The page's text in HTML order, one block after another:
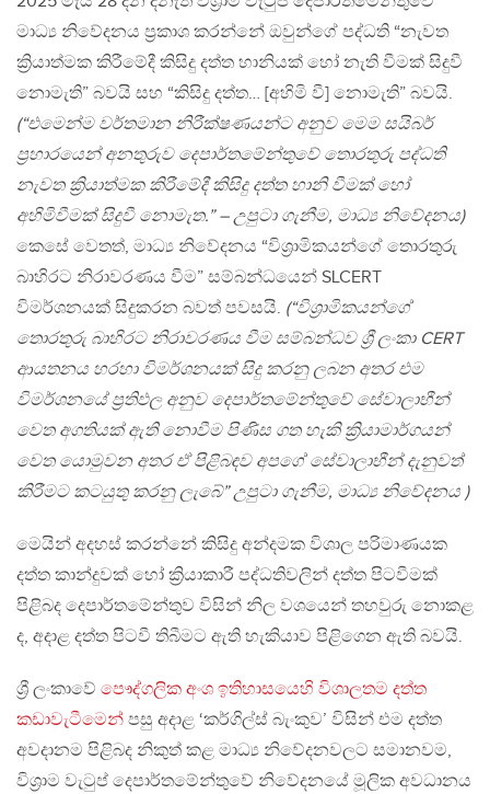
මාධ්‍ය නිවේදනය ප්‍රකාශ කරන්නේ ඔවුන්ගේ පද්ධති “නැවත
ක්‍රියාත්මක කිරීමේදී කිසිදු දත්ත හානියක් හෝ නැති වීමක් සිදුවී
නොමැති” බවයි සහ “කිසිදු දත්ත… [අහිමි වී] නොමැති” බවයි.
(“එමෙන්ම වර්තමාන නිරීක්ෂණයන්ට අනුව මෙම සයිබර්
ප්‍රහාරයෙන් අනතුරුව දෙපාර්තමේන්තුවේ තොරතුරු පද්ධති
නැවත ක්‍රියාත්මක කිරීමේදී කිසිදු දත්ත හානි වීමක් හෝ
අහිමිවීමක් සිදුවී නොමැත.” – උපුටා ගැනීම, මාධ්‍ය නිවේදනය)
කෙසේ වෙතත්, මාධ්‍ය නිවේදනය “විශ්‍රාමිකයන්ගේ තොරතුරු
බාහිරට නිරාවරණය වීම” සම්බන්ධයෙන් SLCERT
විමර්ශනයක් සිදුකරන බවත් පවසයි. (“විශ්‍රාමිකයන්ගේ
තොරතුරු බාහිරට නිරාවරණය වීම සම්බන්ධව ශ්‍රී ලංකා CERT
ආයතනය හරහා විමර්ශනයක් සිදු කරනු ලබන අතර එම
විමර්ශනයේ ප්‍රතිඵල අනුව දෙපාර්තමේන්තුවේ සේවාලාභීන්
වෙත අගතියක් ඇති නොවීම පිණිස ගත හැකි ක්‍රියාමාර්ගයන්
වෙත යොමුවන අතර ඒ පිළිබඳව අපගේ සේවාලාභීන් දැනුවත්
කිරීමට කටයුතු කරනු ලැබේ” උපුටා ගැනීම, මාධ්‍ය නිවේදනය )
මෙයින් අදහස් කරන්නේ කිසිදු අන්දමක විශාල පරිමාණයක
දත්ත කාන්දුවක් හෝ ක්‍රියාකාරී පද්ධතිවලින් දත්ත පිටවීමක්
පිළිබද දෙපාර්තමේන්තුව විසින් නිල වශයෙන් තහවුරු නොකළ
ද, අදාළ දත්ත පිටවී තිබීමට ඇති හැකියාව පිළිගෙන ඇති බවයි.
ශ්‍රී ලංකාවේ පෞද්ගලික අංශ ඉතිහාසයෙහි විශාලතම දත්ත
කඩාවැටීමෙන් පසු අදාළ ‘කර්ගිල්ස් බැංකුව’ විසින් එම දත්ත
අවදානම පිළිබද නිකුත් කළ මාධ්‍ය නිවේදනවලට සමානවම,
විශ්‍රාම වැටුප් දෙපාර්තමේන්තුවේ නිවේදනයේ මූලික අවධානය